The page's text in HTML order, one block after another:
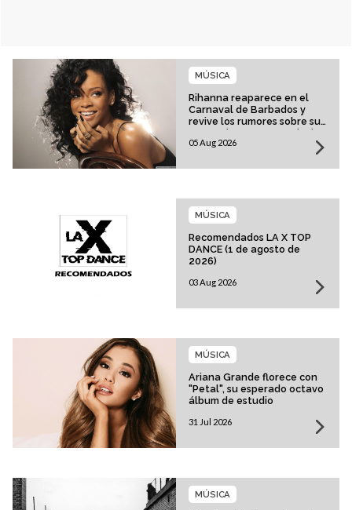
Rihanna reaparece en el
Carnaval de Barbados y
revive los rumores sobre su
esperado regreso musical
MÚSICA
05 Aug 2026
Recomendados LA X TOP
DANCE (1 de agosto de
2026)
MÚSICA
03 Aug 2026
Ariana Grande florece con
"Petal", su esperado octavo
álbum de estudio
MÚSICA
31 Jul 2026
MÚSICA